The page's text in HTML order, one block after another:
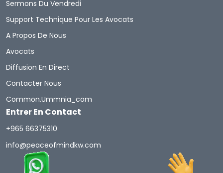
Sermons Du Vendredi
Support Technique Pour Les Avocats
A Propos De Nous
Avocats
Diffusion En Direct
Contacter Nous
Common.ummnia_com
Entrer En Contact
+965 66375310
info@peaceofmindkw.com